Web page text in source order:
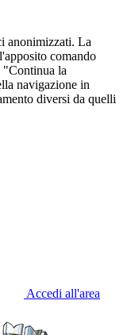
anonimizzati. La
comando
"Continua la
navigazione in
diversi da quelli
Accedi all'area